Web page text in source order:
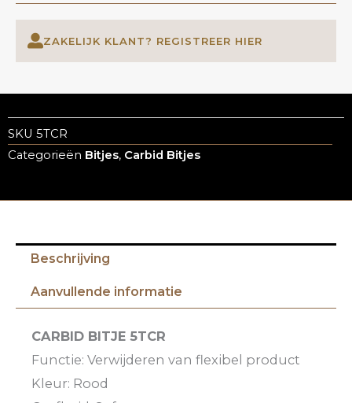
ZAKELIJK KLANT? REGISTREER HIER
SKU 5TCR
Categorieën Bitjes, Carbid Bitjes
Beschrijving
Aanvullende informatie
CARBID BITJE 5TCR
Functie: Verwijderen van flexibel product
Kleur: Rood